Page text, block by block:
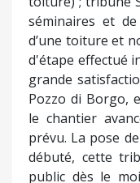
séminaires et
d’une toiture et
d'étape effectué
grande
Pozzo di Borgo,
le chantier
prévu. La pose
débuté, cette
public dès le